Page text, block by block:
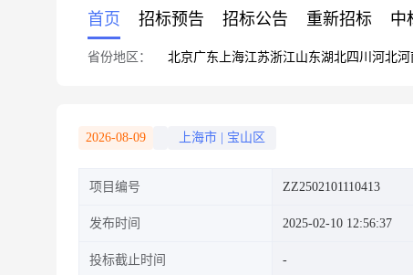
首页 招标预告 招标公告 重新招标 中
省份地区： 北京广东 上海江苏浙江山东湖北四川 河北河
2026-08-09 上海市 宝山区
项目编号 ZZ2502101110413
发布时间 2025-02-10 12:56:37
投标截止时间